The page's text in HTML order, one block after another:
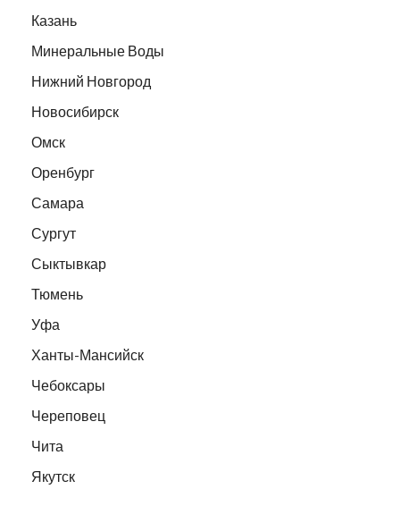
Казань
Минеральные Воды
Нижний Новгород
Новосибирск
Омск
Оренбург
Самара
Сургут
Сыктывкар
Тюмень
Уфа
Ханты-Мансийск
Чебоксары
Череповец
Чита
Якутск